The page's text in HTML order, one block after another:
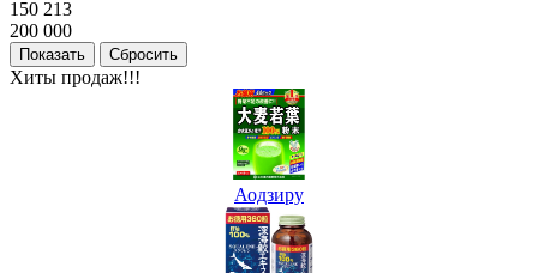
150 213
200 000
Хиты продаж!!!
Аодзиру